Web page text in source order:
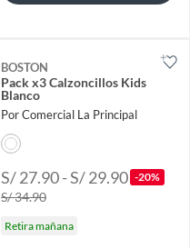
BOSTON
Pack x3 Calzoncillos Kids
Blanco
Por Comercial La Principal
S/ 27.90 - S/ 29.90 -20%
S/ 34.90
Retira mañana